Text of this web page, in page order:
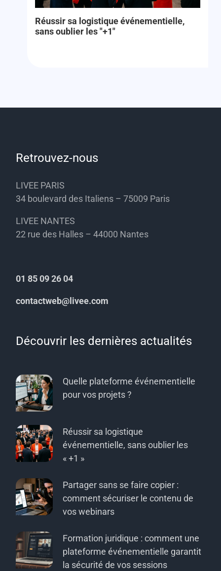
Réussir sa logistique événementielle,
sans oublier les "+1"
Retrouvez-nous
LIVEE PARIS
34 boulevard des Italiens – 75009 Paris
LIVEE NANTES
22 rue des Halles – 44000 Nantes
01 85 09 26 04
contactweb@livee.com
Découvrir les dernières actualités
Quelle plateforme événementielle
pour vos projets ?
Réussir sa logistique
événementielle, sans oublier les
« +1 »
Partager sans se faire copier :
comment sécuriser le contenu de
vos webinars
Formation juridique : comment une
plateforme événementielle garantit
la sécurité de vos sessions